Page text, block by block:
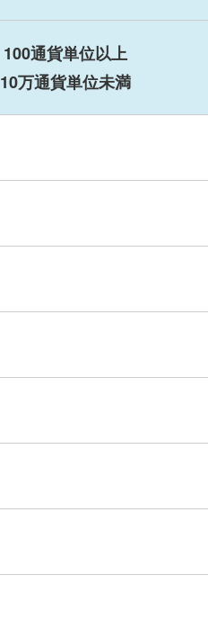
100通貨単位以上
10万通貨単位未満